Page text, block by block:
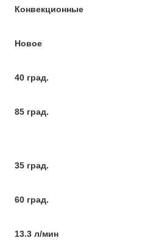
Конвекционные
Новое
40 град.
85 град.
35 град.
60 град.
13.3 л/мин